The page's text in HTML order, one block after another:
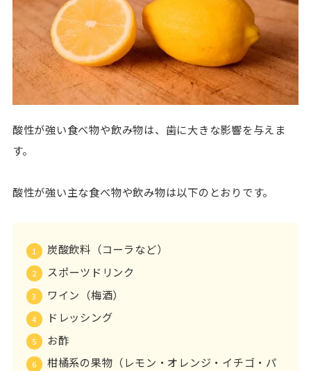
酸性が強い食べ物や飲み物は、歯に大きな影響を与えま
す。
酸性が強い主な食べ物や飲み物は以下のとおりです。
炭酸飲料（コーラなど）
スポーツドリンク
ワイン（梅酒）
ドレッシング
お酢
柑橘系の果物（レモン・オレンジ・イチゴ・パ